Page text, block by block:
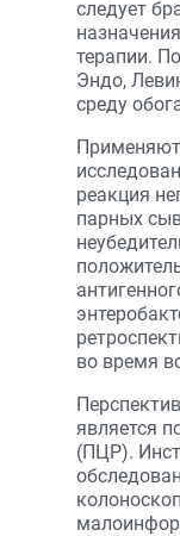
следует
терапии.
Эндо,
среду
реакция
парных
во время
является
(ПЦР).